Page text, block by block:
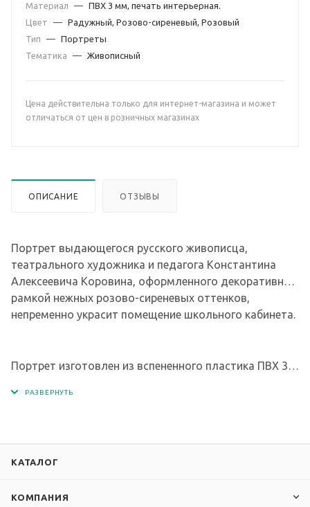
Материал
— ПВХ 3 мм, печать интерьерная.
Цвет
— Радужный, Розово-сиреневый, Розовый
Тип
— Портреты
Тематика
— Живописный
Цена действительна только для интернет-магазина и может
отличаться от цен в розничных магазинах
ОПИСАНИЕ ОТЗЫВЫ
Портрет выдающегося русского живописца,
театрального художника и педагога Константина
Алексеевича Коровина, оформленного декоративной
рамкой нежных розово-сиреневых оттенков,
непременно украсит помещение школьного кабинета.
Портрет изготовлен из вспененного пластика ПВХ 3
пленке Orafol ( пр-во Германия), экосольвентными
КАТАЛОГ
КОМПАНИЯ